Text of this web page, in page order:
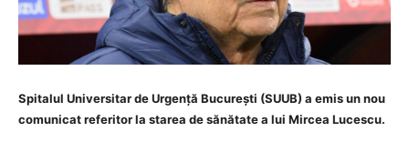
Spitalul Universitar de Urgență București (SUUB) a emis un nou
comunicat referitor la starea de sănătate a lui Mircea Lucescu.